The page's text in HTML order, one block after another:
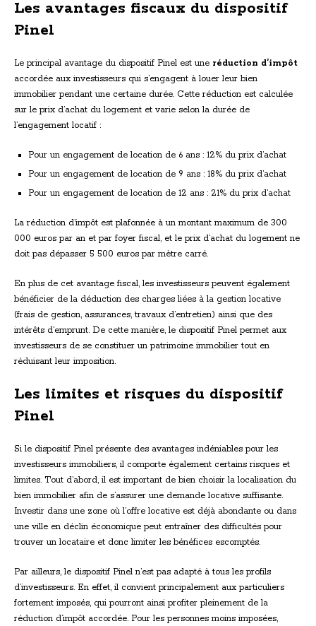
Les avantages fiscaux du dispositif
Pinel
Le principal avantage du dispositif Pinel est une réduction d’impôt
accordée aux investisseurs qui s’engagent à louer leur bien
immobilier pendant une certaine durée. Cette réduction est calculée
sur le prix d’achat du logement et varie selon la durée de
l’engagement locatif :
Pour un engagement de location de 6 ans : 12% du prix d’achat
Pour un engagement de location de 9 ans : 18% du prix d’achat
Pour un engagement de location de 12 ans : 21% du prix d’achat
La réduction d’impôt est plafonnée à un montant maximum de 300
000 euros par an et par foyer fiscal, et le prix d’achat du logement ne
doit pas dépasser 5 500 euros par mètre carré.
En plus de cet avantage fiscal, les investisseurs peuvent également
bénéficier de la déduction des charges liées à la gestion locative
(frais de gestion, assurances, travaux d’entretien) ainsi que des
intérêts d’emprunt. De cette manière, le dispositif Pinel permet aux
investisseurs de se constituer un patrimoine immobilier tout en
réduisant leur imposition.
Les limites et risques du dispositif
Pinel
Si le dispositif Pinel présente des avantages indéniables pour les
investisseurs immobiliers, il comporte également certains risques et
limites. Tout d’abord, il est important de bien choisir la localisation du
bien immobilier afin de s’assurer une demande locative suffisante.
Investir dans une zone où l’offre locative est déjà abondante ou dans
une ville en déclin économique peut entraîner des difficultés pour
trouver un locataire et donc limiter les bénéfices escomptés.
Par ailleurs, le dispositif Pinel n’est pas adapté à tous les profils
d’investisseurs. En effet, il convient principalement aux particuliers
fortement imposés, qui pourront ainsi profiter pleinement de la
réduction d’impôt accordée. Pour les personnes moins imposées,